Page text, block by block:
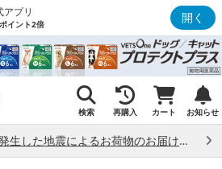
プリ
イント2倍 開く
検索 再購入 カート お知らせ
熊本県熊本地方で発生した地震によるお荷物のお届け状況について （7/28）